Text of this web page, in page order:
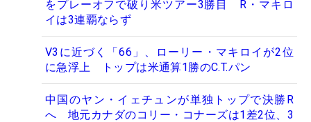
をプレーオフで破り米ツアー3勝目 R・マキロ
イは3連覇ならず
V3に近づく「66」、ローリー・マキロイが2位
に急浮上 トップは米通算1勝のC.T.パン
中国のヤン・イェチュンが単独トップで決勝R
へ 地元カナダのコリー・コナーズは1差2位、3